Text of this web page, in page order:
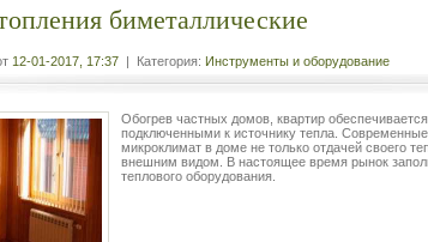
биметаллические
12-01-2017, 17:37 | Категория: Инструменты и оборудование
Обогрев частных домов, квартир
подключенными к источнику тепла.
микроклимат в доме не только отдачей своего
внешним видом. В настоящее время рынок
теплового оборудования.